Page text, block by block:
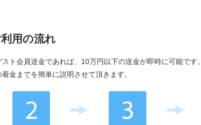
用の流れ
ト会員送金であれば、10万円以下の送金が即時に可能です。
金までを簡単に説明させて頂きます。